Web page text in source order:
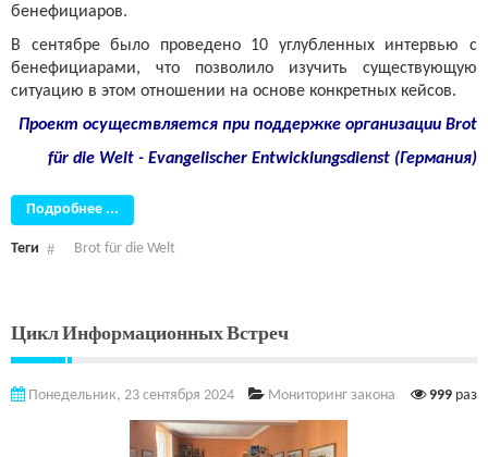
бенефициаров.
В сентябре было проведено 10 углубленных интервью с
бенефициарами, что позволило изучить существующую
ситуацию в этом отношении на основе конкретных кейсов.
Проект осуществляется при поддержке организации Brot
für die Welt - Evangelischer Entwicklungsdienst (Германия)
Подробнее ...
Теги Brot für die Welt
Цикл Информационных Встреч
Понедельник, 23 сентября 2024 Мониторинг закона 999 раз